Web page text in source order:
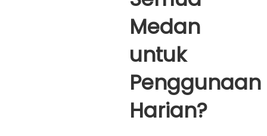
Medan
untuk
Penggunaan
Harian?